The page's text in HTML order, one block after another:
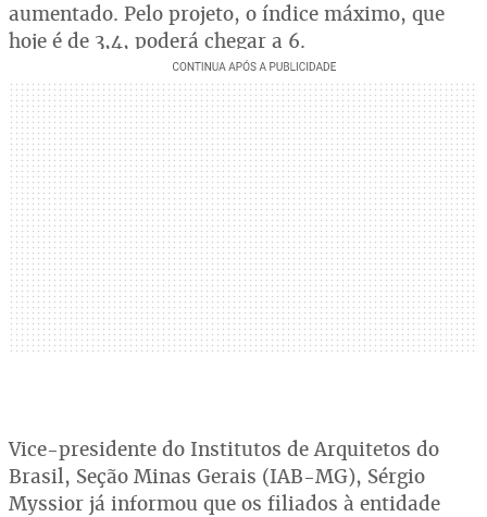
aumentado. Pelo projeto, o índice máximo, que
hoje é de 3,4, poderá chegar a 6.
Vice-presidente do Institutos de Arquitetos do
Brasil, Seção Minas Gerais (IAB-MG), Sérgio
Myssior já informou que os filiados à entidade